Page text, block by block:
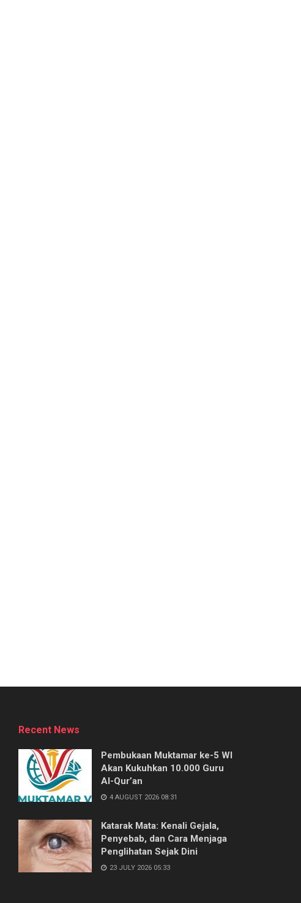
Recent News
Pembukaan Muktamar ke-5 WI
Akan Kukuhkan 10.000 Guru
Al-Qur’an
4 AUGUST 2026 08:31
Katarak Mata: Kenali Gejala,
Penyebab, dan Cara Menjaga
Penglihatan Sejak Dini
23 JULY 2026 05:33